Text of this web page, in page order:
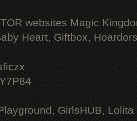
websites Magic
Heart, Giftbox,
GirlsHUB, Lolita